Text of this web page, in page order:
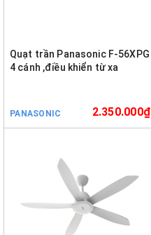
Quạt trần Panasonic F-56XPG
4 cánh ,điều khiển từ xa
PANASONIC 2.350.000₫